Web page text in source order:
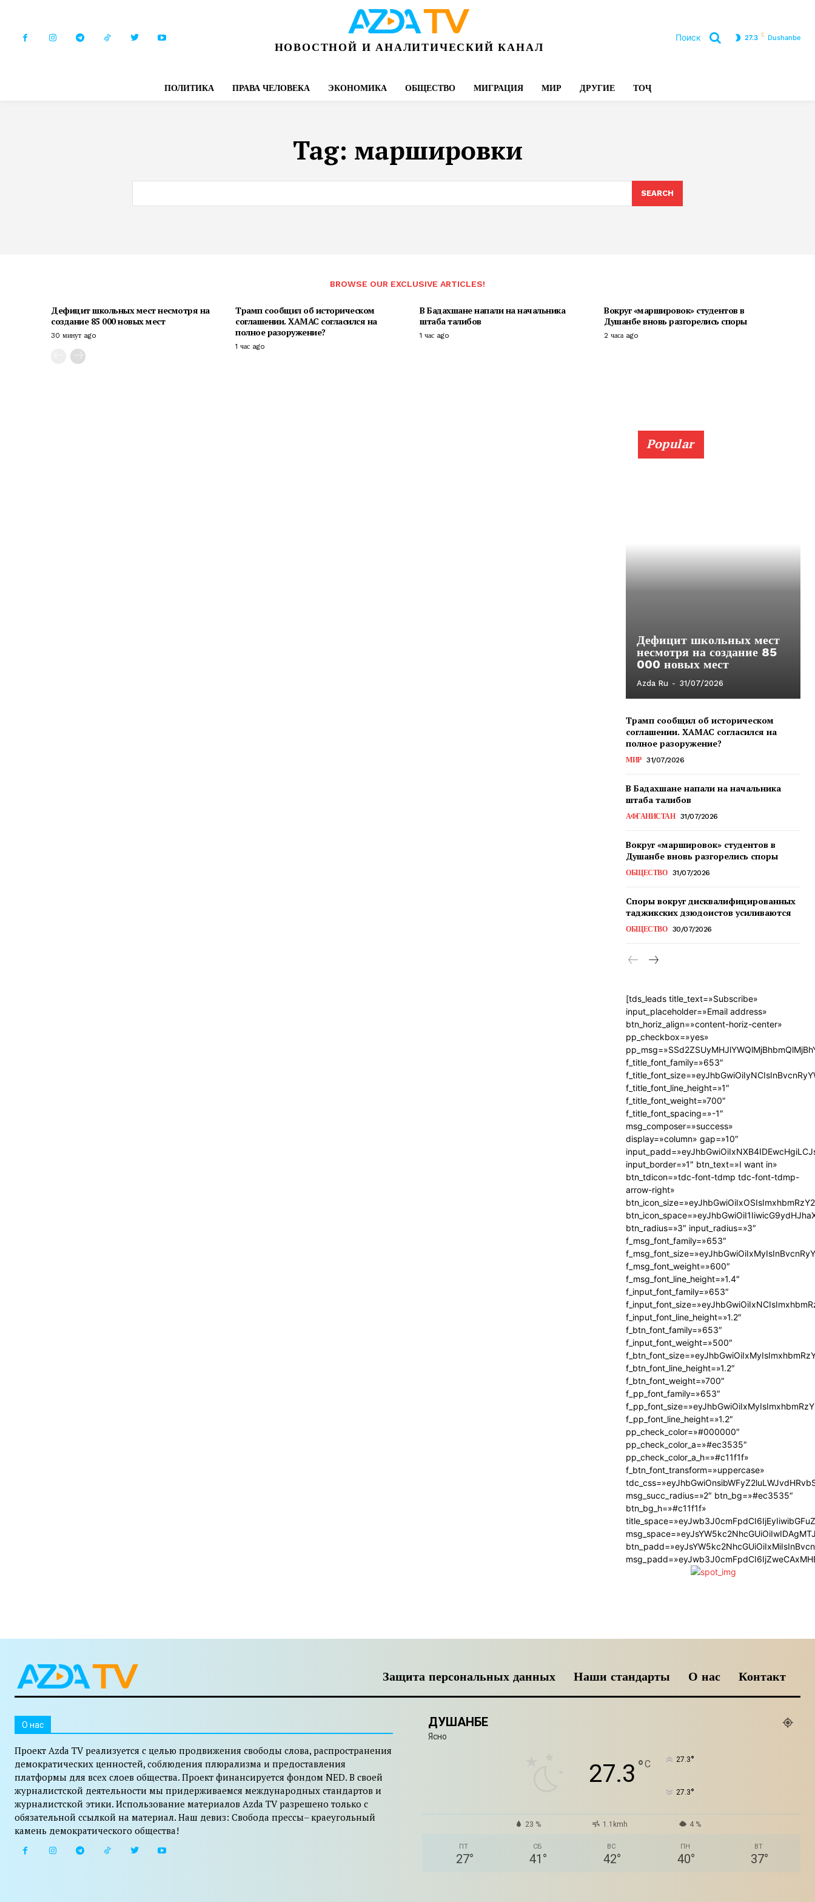
НОВОСТНОЙ И АНАЛИТИЧЕСКИЙ КАНАЛ
Поиск 27.3 C Dushanbe
ПОЛИТИКА ПРАВА ЧЕЛОВЕКА ЭКОНОМИКА ОБЩЕСТВО МИГРАЦИЯ МИР ДРУГИЕ ТОҶ
Tag: маршировки
SEARCH
BROWSE OUR EXCLUSIVE ARTICLES!
Дефицит школьных мест несмотря на
создание 85 000 новых мест
30 минут ago
Трамп сообщил об историческом
соглашении. ХАМАС согласился на
полное разоружение?
1 час ago
В Бадахшане напали на начальника
штаба талибов
1 час ago
Вокруг «маршировок» студентов в
Душанбе вновь разгорелись споры
2 часа ago
Popular
Дефицит школьных мест
несмотря на создание 85
000 новых мест
Azda Ru - 31/07/2026
Трамп сообщил об историческом
соглашении. ХАМАС согласился на
полное разоружение?
МИР 31/07/2026
В Бадахшане напали на начальника
штаба талибов
АФГАНИСТАН 31/07/2026
Вокруг «маршировок» студентов в
Душанбе вновь разгорелись споры
ОБЩЕСТВО 31/07/2026
Споры вокруг дисквалифицированных
таджикских дзюдоистов усиливаются
ОБЩЕСТВО 30/07/2026
[tds_leads title_text=»Subscribe»
input_placeholder=»Email address»
btn_horiz_align=»content-horiz-center»
pp_checkbox=»yes»
f_title_font_family=»653″
f_title_font_line_height=»1″
f_title_font_weight=»700″
f_title_font_spacing=»-1″
msg_composer=»success»
display=»column» gap=»10″
input_border=»1″ btn_text=»I want in»
btn_tdicon=»tdc-font-tdmp tdc-font-tdmp-
arrow-right»
btn_radius=»3″ input_radius=»3″
f_msg_font_family=»653″
f_msg_font_weight=»600″
f_msg_font_line_height=»1.4″
f_input_font_family=»653″
f_input_font_line_height=»1.2″
f_btn_font_family=»653″
f_input_font_weight=»500″
f_btn_font_line_height=»1.2″
f_btn_font_weight=»700″
f_pp_font_family=»653″
f_pp_font_line_height=»1.2″
pp_check_color=»#000000″
pp_check_color_a=»#ec3535″
pp_check_color_a_h=»#c11f1f»
f_btn_font_transform=»uppercase»
msg_succ_radius=»2″ btn_bg=»#ec3535″
btn_bg_h=»#c11f1f»
Защита персональных данных Наши стандарты О нас Контакт
O нас
Проект Azda TV реализуется с целью продвижения свободы слова, распространения
демократических ценностей, соблюдения плюрализма и предоставления
платформы для всех слоев общества. Проект финансируется фондом NED. В своей
журналистской деятельности мы придерживаемся международных стандартов и
журналистской этики. Использование материалов Azda TV разрешено только с
обязательной ссылкой на материал. Наш девиз: Свобода прессы– краеугольный
камень демократического общества!
ДУШАНБЕ
Ясно
27.3 °C 27.3°
27.3°
23 % 1.1kmh 4 %
ПТ
27°
СБ
41 °
ВС
42°
ПН
40°
ВТ
37°